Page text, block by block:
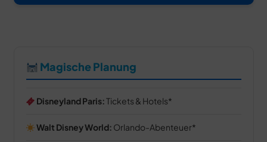
Magische Planung
Disneyland Paris:Tickets & Hotels
Walt Disney World: Orlando-Abenteuer